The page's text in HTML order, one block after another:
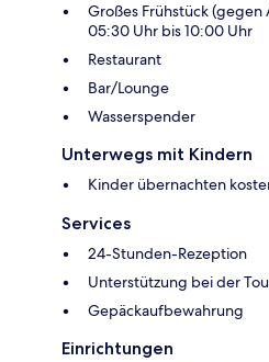
Großes Frühstück
05:30 Uhr bis 10:00 Uhr
Restaurant
Bar/Lounge
Wasserspender
Unterwegs mit Kindern
Kinder übernachten
Services
24-Stunden-Rezeption
Unterstützung bei der
Gepäckaufbewahrung
Einrichtungen